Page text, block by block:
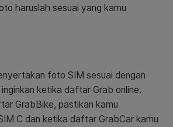
haruslah sesuai yang kamu
foto SIM sesuai dengan
ketika daftar Grab online.
GrabBike, pastikan kamu
C dan ketika daftar GrabCar kamu